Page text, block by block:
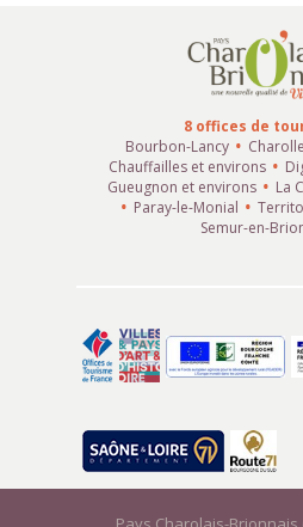
8 offices de
Bourbon-Lancy
Chauffailles et environs
Gueugnon et environs
La
Paray-le-Monial
Semur-en-